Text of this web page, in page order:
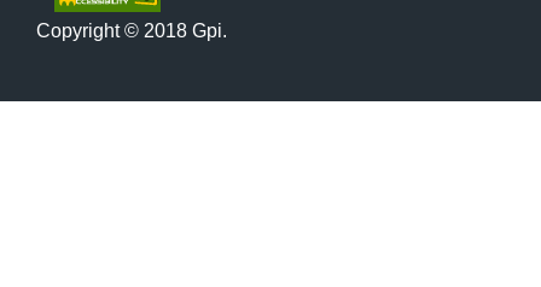
Copyright © 2018 Gpi.